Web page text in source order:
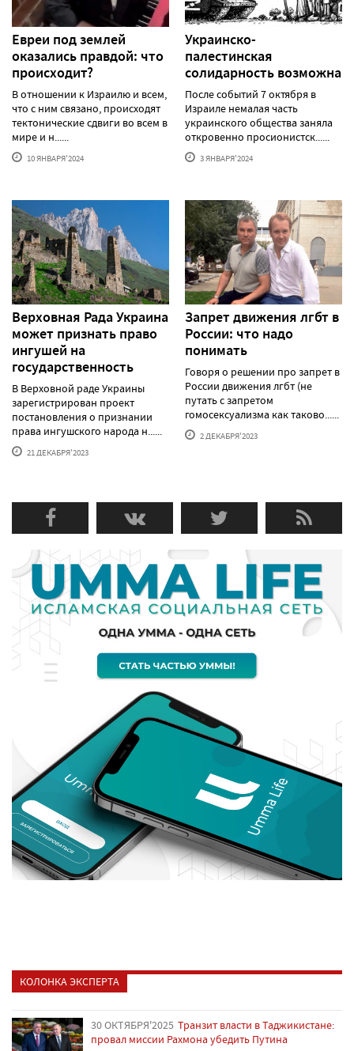
Евреи под землей
оказались правдой: что
происходит?
В отношении к Израилю и всем,
что с ним связано, происходят
тектонические сдвиги во всем в
мире и н......
10 ЯНВАРЯ'2024
Украинско-
палестинская
солидарность возможна
После событий 7 октября в
Израиле немалая часть
украинского общества заняла
откровенно просионистск......
3 ЯНВАРЯ'2024
Верховная Рада Украина
может признать право
ингушей на
государственность
В Верховной раде Украины
зарегистрирован проект
постановления о признании
права ингушского народа н......
21 ДЕКАБРЯ'2023
Запрет движения лгбт в
России: что надо
понимать
Говоря о решении про запрет в
России движения лгбт (не
путать с запретом
гомосексуализма как таково......
2 ДЕКАБРЯ'2023
КОЛОНКА ЭКСПЕРТА
30 ОКТЯБРЯ'2025 Транзит власти в Таджикистане:
провал миссии Рахмона убедить Путина